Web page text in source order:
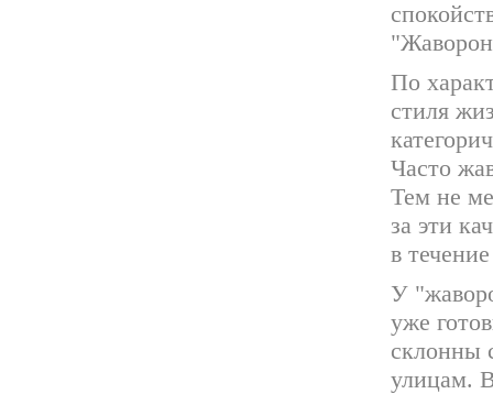
По
стиля
Часто
Тем не
за эти
в
У
уже
склонны
улицам.